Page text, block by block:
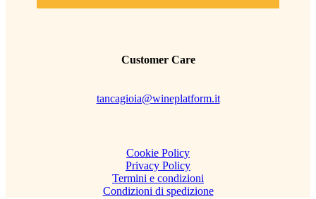
Customer Care
tancagioia@wineplatform.it
Cookie Policy
Privacy Policy
Termini e condizioni
Condizioni di spedizione